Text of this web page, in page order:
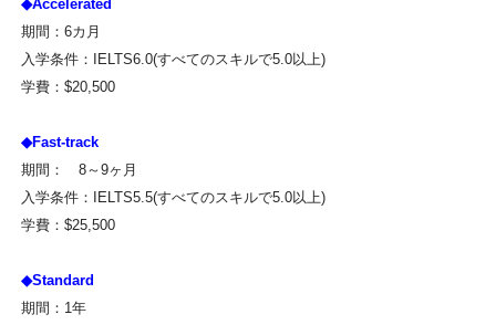
◆Accelerated
期間：6カ月
入学条件：IELTS6.0(すべてのスキルで5.0以上)
学費：$20,500
◆Fast-track
期間： 8～9ヶ月
入学条件：IELTS5.5(すべてのスキルで5.0以上)
学費：$25,500
◆Standard
期間：1年